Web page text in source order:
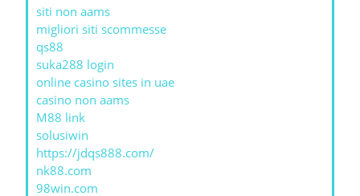
siti non aams
migliori siti scommesse
qs88
suka288 login
online casino sites in uae
casino non aams
M88 link
solusiwin
https://jdqs888.com/
nk88.com
98win.com